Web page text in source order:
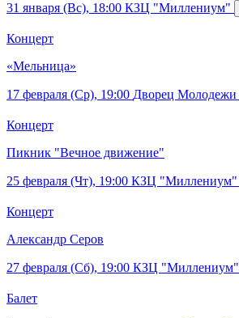
31 января (Вс), 18:00 КЗЦ "Миллениум"
Концерт
«Мельница»
17 февраля (Ср), 19:00 Дворец Молодежи
Концерт
Пикник "Вечное движение"
25 февраля (Чт), 19:00 КЗЦ "Миллениум"
Концерт
Александр Серов
27 февраля (Сб), 19:00 КЗЦ "Миллениум"
Балет